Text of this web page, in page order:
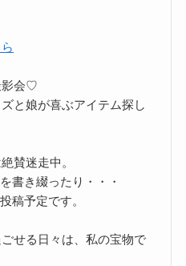
影会♡
と娘が喜ぶアイテム探し
賛迷走中。
書き綴ったり・・・
稿予定です。
せる日々は、私の宝物で